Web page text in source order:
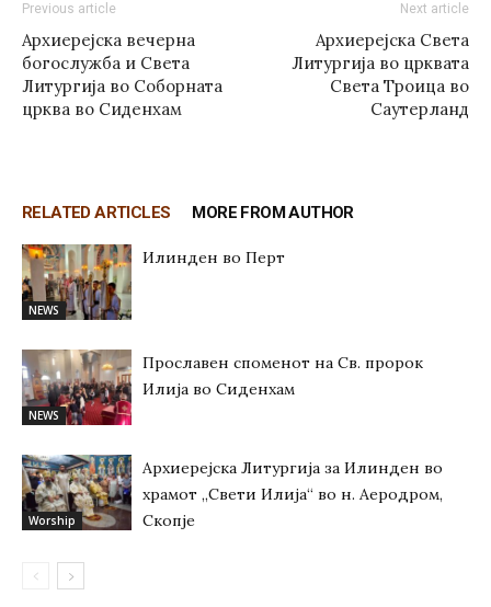
Previous article
Архиерејска вечерна
богослужба и Света
Литургија во Соборната
црква во Сиденхам
Next article
Архиерејска Света
Литургија во црквата
Света Троица во
Саутерланд
RELATED ARTICLES MORE FROM AUTHOR
NEWS
Илинден во Перт
NEWS
Прославен споменот на Св. пророк
Илија во Сиденхам
Worship
Архиерејска Литургија за Илинден во
храмот „Свети Илија“ во н. Аеродром,
Скопје